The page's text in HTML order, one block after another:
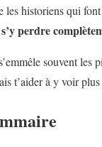
les historiens qui
perdre
souvent les
t’aider à y voir